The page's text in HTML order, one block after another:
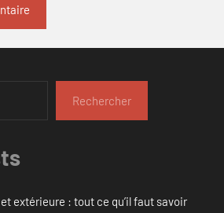
Rechercher
extérieure : tout ce qu’il faut savoir